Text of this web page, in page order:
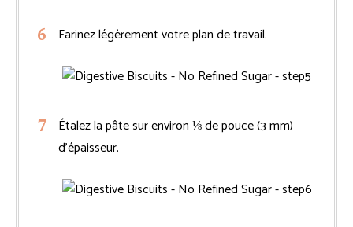
Farinez légèrement votre plan de travail.
Étalez la pâte sur environ ⅛ de pouce (3 mm)
d’épaisseur.